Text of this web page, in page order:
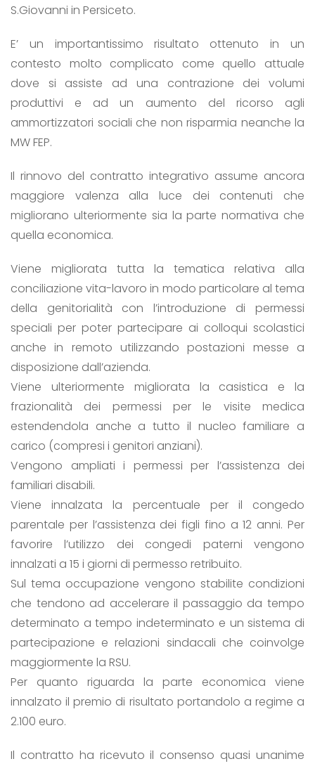
S.Giovanni in Persiceto.
E’ un importantissimo risultato ottenuto in un
contesto molto complicato come quello attuale
dove si assiste ad una contrazione dei volumi
produttivi e ad un aumento del ricorso agli
ammortizzatori sociali che non risparmia neanche la
MW FEP.
Il rinnovo del contratto integrativo assume ancora
maggiore valenza alla luce dei contenuti che
migliorano ulteriormente sia la parte normativa che
quella economica.
Viene migliorata tutta la tematica relativa alla
conciliazione vita-lavoro in modo particolare al tema
della genitorialità con l’introduzione di permessi
speciali per poter partecipare ai colloqui scolastici
anche in remoto utilizzando postazioni messe a
disposizione dall’azienda.
Viene ulteriormente migliorata la casistica e la
frazionalità dei permessi per le visite medica
estendendola anche a tutto il nucleo familiare a
carico (compresi i genitori anziani).
Vengono ampliati i permessi per l’assistenza dei
familiari disabili.
Viene innalzata la percentuale per il congedo
parentale per l’assistenza dei figli fino a 12 anni. Per
favorire l’utilizzo dei congedi paterni vengono
innalzati a 15 i giorni di permesso retribuito.
Sul tema occupazione vengono stabilite condizioni
che tendono ad accelerare il passaggio da tempo
determinato a tempo indeterminato e un sistema di
partecipazione e relazioni sindacali che coinvolge
maggiormente la RSU.
Per quanto riguarda la parte economica viene
innalzato il premio di risultato portandolo a regime a
2.100 euro.
Il contratto ha ricevuto il consenso quasi unanime